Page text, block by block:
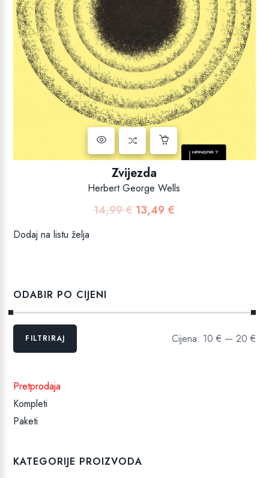
Zvijezda
Herbert George Wells
14,99€ Izvorna
13,49 €Trenutna
Dodaj na listu želja
ODABIR PO CIJENI
Min
MaksFILTRIRAJ Cijena: 10 € — 20 €
Pretprodaja
Kompleti
Paketi
KATEGORIJE PROIZVODA